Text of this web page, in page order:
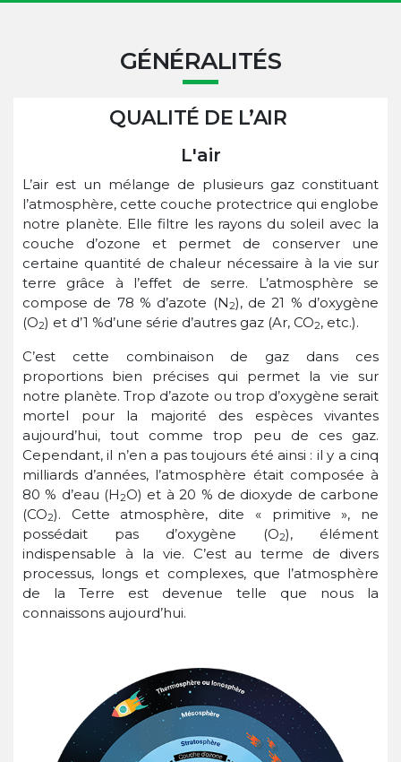
GÉNÉRALITÉS
QUALITÉ DE L’AIR
L'air
L’air est un mélange de plusieurs gaz constituant
l’atmosphère, cette couche protectrice qui englobe
notre planète. Elle filtre les rayons du soleil avec la
couche d’ozone et permet de conserver une
certaine quantité de chaleur nécessaire à la vie sur
terre grâce à l’effet de serre. L’atmosphère se
compose de 78 % d’azote (N2), de 21 % d’oxygène
(O2) et d’1 %d’une série d’autres gaz (Ar, CO2, etc.).
C’est cette combinaison de gaz dans ces
proportions bien précises qui permet la vie sur
notre planète. Trop d’azote ou trop d’oxygène serait
mortel pour la majorité des espèces vivantes
aujourd’hui, tout comme trop peu de ces gaz.
Cependant, il n’en a pas toujours été ainsi : il y a cinq
milliards d’années, l’atmosphère était composée à
80 % d’eau (H2O) et à 20 % de dioxyde de carbone
(CO2). Cette atmosphère, dite « primitive », ne
possédait pas d’oxygène (O2), élément
indispensable à la vie. C’est au terme de divers
processus, longs et complexes, que l’atmosphère
de la Terre est devenue telle que nous la
connaissons aujourd’hui.